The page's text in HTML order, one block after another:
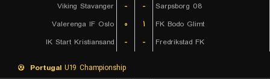
Viking Stavanger
- -
Sarpsborg 08
Valerenga IF Oslo
۰ ۱
FK Bodo Glimt
IK Start Kristiansand
- - Fredrikstad FK
Portugal U19 Championship